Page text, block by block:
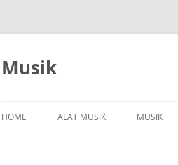
Skip
Musik
HOME ALAT MUSIK MUSIK